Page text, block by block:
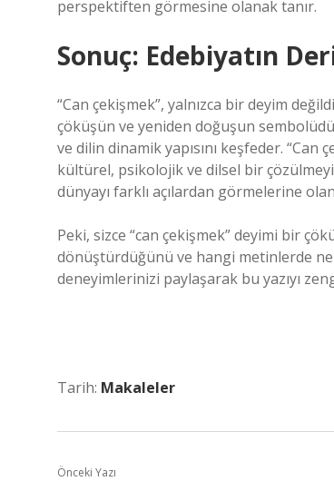
perspektiften görmesine olanak tanır.
Sonuç: Edebiyatın
“Can çekişmek”, yalnızca bir deyim
çöküşün ve yeniden doğuşun
ve dilin dinamik yapısını keşfeder.
kültürel, psikolojik ve dilsel bir
dünyayı farklı açılardan görmelerine
Peki, sizce “can çekişmek” deyimi bir
dönüştürdüğünü ve hangi metinlerde ne
deneyimlerinizi paylaşarak bu yazıyı
Tarih: Makaleler
Önceki Yazı